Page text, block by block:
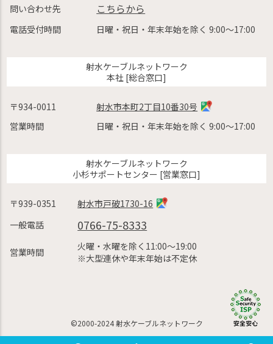
問い合わせ先 こちらから
電話受付時間 日曜・祝日・年末年始を除く 9:00〜17:00
射水ケーブルネットワーク
本社 [総合窓口]
〒934-0011
射水市本町2丁目10番30号
営業時間
日曜・祝日・年末年始を除く 9:00〜17:00
射水ケーブルネットワーク
小杉サポートセンター [営業窓口]
〒939-0351
射水市戸破1730-16
一般電話
0766-75-8333
営業時間
火曜・水曜を除く11:00〜19:00
※大型連休や年末年始は不定休
©2000-2024 射水ケーブルネットワーク